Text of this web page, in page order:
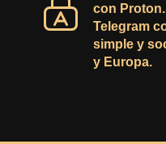
con
Telegram
simple y
y Europa.